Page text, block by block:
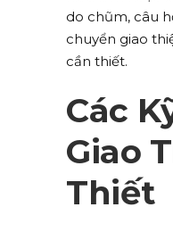
do chũm, câu
chuyển giao
cần thiết.
Các
Giao
Thiết